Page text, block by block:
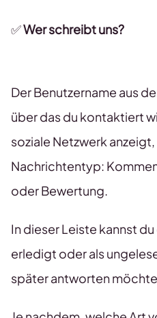
✅Wer schreibt uns?
Der Benutzername aus
über das du kontaktiert
soziale Netzwerk
Nachrichtentyp:
oder Bewertung.
In dieser Leiste kannst
erledigt oder als
später antworten